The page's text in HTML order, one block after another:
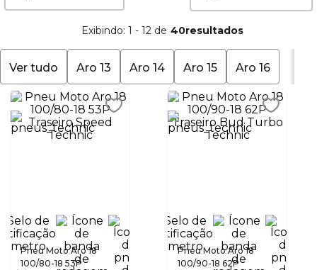
Exibindo: 1 - 12 de 40
Ver tudo Aro 13 Aro 14 Aro 15 Aro 16
Pneu Moto Aro 18
100/80-18 53P
Pneu Moto Aro 18
100/90-18 62P
pneu
8º
aro 13
10º 185 60 15